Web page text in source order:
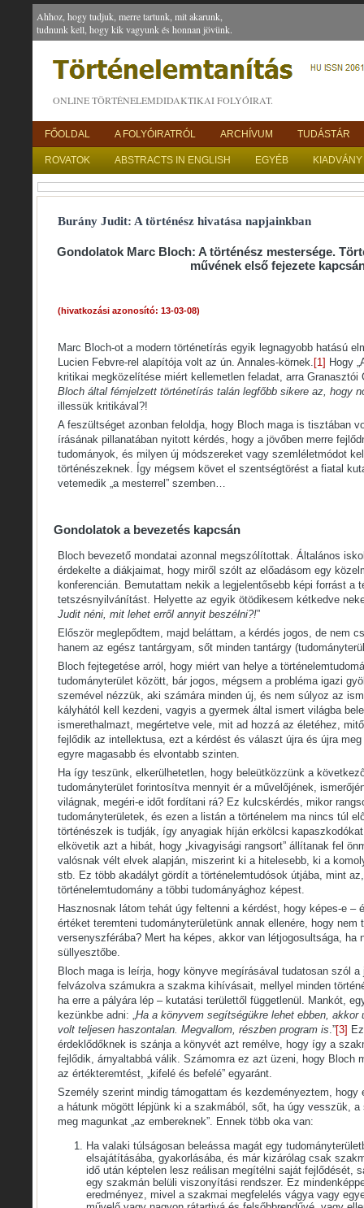
Ahhoz, hogy tudjuk, merre tartunk, mit akarunk,
tudnunk kell, hogy kik vagyunk és honnan jövünk.
ONLINE TÖRTÉNELEMDIDAKTIKAI FOLYÓIRAT.
FŐOLDAL A FOLYÓIRATRÓL ARCHÍVUM TUDÁSTÁR
ROVATOK ABSTRACTS IN ENGLISH EGYÉB
Burány Judit: A történész hivatása napjainkban
Gondolatok Marc Bloch: A történész mestersége.
művének első fejezete
(hivatkozási azonosító: 13-03-08)
Marc Bloch-ot a modern történetírás egyik legnagyobb hatású
Lucien Febvre-rel alapítója volt az ún. Annales-körnek. [1] Hogy
kritikai megközelítése miért kellemetlen feladat, arra
Bloch által fémjelzett történetírás talán legfőbb sikere az, hogy
illessük kritikával?!
A feszültséget azonban feloldja, hogy Bloch maga is tisztában
írásának pillanatában nyitott kérdés, hogy a jövőben merre
tudományok, és milyen új módszereket vagy szemléletmódot
történészeknek. Így mégsem követ el szentségtörést a fiatal
vetemedik „a mesterrel” szemben…
Gondolatok a bevezetés kapcsán
Bloch bevezető mondatai azonnal megszólítottak. Általános
érdekelte a diákjaimat, hogy miről szólt az előadásom egy
konferencián. Bemutattam nekik a legjelentősebb képi forrást a
tetszésnyilvánítást. Helyette az egyik ötödikesem kétkedve
Judit néni, mit lehet erről annyit beszélni?!”
Először meglepődtem, majd beláttam, a kérdés jogos, de nem
hanem az egész tantárgyam, sőt minden tantárgy
Bloch fejtegetése arról, hogy miért van helye a
tudományterület között, bár jogos, mégsem a probléma igazi
szemével nézzük, aki számára minden új, és nem súlyoz az
kályhától kell kezdeni, vagyis a gyermek által ismert világba
ismerethalmazt, megértetve vele, mit ad hozzá az életéhez,
fejlődik az intellektusa, ezt a kérdést és választ újra és újra
egyre magasabb és elvontabb szinten.
Ha így teszünk, elkerülhetetlen, hogy beleütközzünk a
tudományterület forintosítva mennyit ér a művelőjének,
világnak, megéri-e időt fordítani rá? Ez kulcskérdés, mikor
tudományterületek, és ezen a listán a történelem ma nincs túl
történészek is tudják, így anyagiak híján erkölcsi
elkövetik azt a hibát, hogy „kivagyisági rangsort” állítanak fel
valósnak vélt elvek alapján, miszerint ki a hitelesebb, ki a
stb. Ez több akadályt gördít a történelemtudósok útjába, mint
történelemtudomány a többi tudományághoz képest.
Hasznosnak látom tehát úgy feltenni a kérdést, hogy képes-e –
értéket teremteni tudományterületünk annak ellenére, hogy nem
versenyszférába? Mert ha képes, akkor van létjogosultsága, ha
süllyesztőbe.
Bloch maga is leírja, hogy könyve megírásával tudatosan szól
felvázolva számukra a szakma kihívásait, mellyel minden
ha erre a pályára lép – kutatási területtől függetlenül. Mankót,
kezünkbe adni: „ Ha a könyvem segítségükre lehet ebben, akkor
volt teljesen haszontalan. Megvallom, részben program is .”[3]
érdeklődőknek is szánja a könyvét azt remélve, hogy így a
fejlődik, árnyaltabbá válik. Számomra ez azt üzeni, hogy Bloch
az értékteremtést, „kifelé és befelé” egyaránt.
Személy szerint mindig támogattam és kezdeményeztem, hogy
a hátunk mögött lépjünk ki a szakmából, sőt, ha úgy vesszük,
meg magunkat „az embereknek”. Ennek több oka van:
Ha valaki túlságosan beleássa magát egy
elsajátításába, gyakorlásába, és már kizárólag csak
idő után képtelen lesz reálisan megítélni saját fejlődését,
egy szakmán belüli viszonyítási rendszer. Ez
eredményez, mivel a szakmai megfelelés vágya vagy